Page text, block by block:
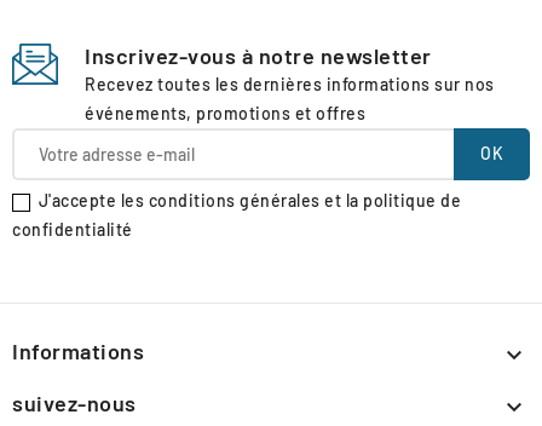
Inscrivez-vous à notre newsletter
Recevez toutes les dernières informations sur nos
événements, promotions et offres
J'accepte les conditions générales et la politique de
confidentialité
Informations 
suivez-nous 